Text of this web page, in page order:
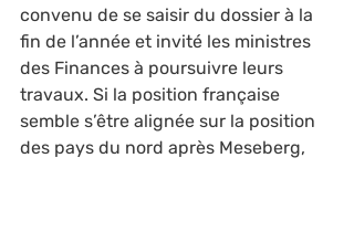
convenu de se saisir du dossier à la
fin de l’année et invité les ministres
des Finances à poursuivre leurs
travaux. Si la position française
semble s’être alignée sur la position
des pays du nord après Meseberg,